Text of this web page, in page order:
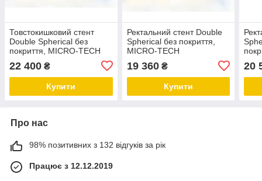
Товстокишковий стент
Double Spherical без
покриття, MICRO-TECH
22 400 ₴
Купити
Ректальний стент Double
Spherical без покриття,
MICRO-TECH
19 360₴
Купити
20
Про нас
98% позитивних з 132 відгуків за рік
Працює з 12.12.2019